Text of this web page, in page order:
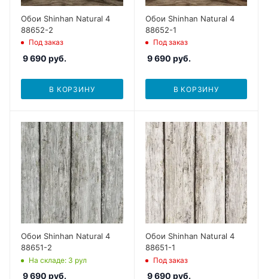
Обои Shinhan Natural 4
88652-2
Под заказ
9 690 руб.
В КОРЗИНУ
Обои Shinhan Natural 4
88652-1
Под заказ
9 690 руб.
В КОРЗИНУ
Обои Shinhan Natural 4
88651-2
На складе: 3 рул
9 690 руб.
Обои Shinhan Natural 4
88651-1
Под заказ
9 690 руб.